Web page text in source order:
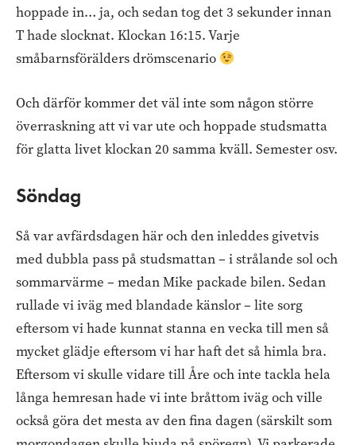
hoppade in… ja, och sedan tog det 3 sekunder innan
T hade slocknat. Klockan 16:15. Varje
småbarnsförälders drömscenario
Och därför kommer det väl inte som någon större
överraskning att vi var ute och hoppade studsmatta
för glatta livet klockan 20 samma kväll. Semester osv.
Söndag
Så var avfärdsdagen här och den inleddes givetvis
med dubbla pass på studsmattan – i strålande sol och
sommarvärme – medan Mike packade bilen. Sedan
rullade vi iväg med blandade känslor – lite sorg
eftersom vi hade kunnat stanna en vecka till men så
mycket glädje eftersom vi har haft det så himla bra.
Eftersom vi skulle vidare till Åre och inte tackla hela
långa hemresan hade vi inte bråttom iväg och ville
också göra det mesta av den fina dagen (särskilt som